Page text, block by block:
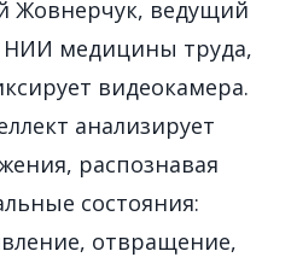
Жовнерчук, ведущий
НИИ медицины труда,
видеокамера.
анализирует
распознавая
состояния:
отвращение,